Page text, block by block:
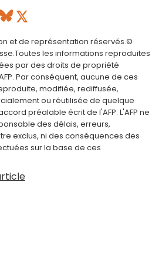
et de représentation réservés.©
les informations reproduites
par des droits de propriété
Par conséquent, aucune de ces
modifiée, rediffusée,
ou réutilisée de quelque
préalable écrit de l'AFP. L'AFP ne
des délais, erreurs,
exclus, ni des conséquences des
sur la base de ces